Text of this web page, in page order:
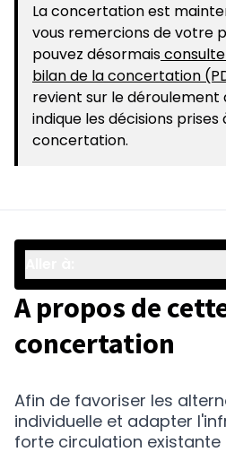
La concertation est
vous remercions de votre
pouvez désormais
bilan de la concertation
revient sur le
indique les décisions
concertation.
A propos de
concertation
Afin de favoriser les
individuelle et adapter
forte circulation existante